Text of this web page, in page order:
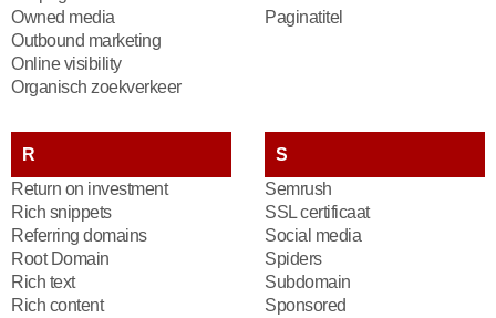
Owned media
Outbound marketing
Online visibility
Organisch zoekverkeer
Paginatitel
R
Return on investment
Rich snippets
Referring domains
Root Domain
Rich text
Rich content
S
Semrush
SSL certificaat
Social media
Spiders
Subdomain
Sponsored